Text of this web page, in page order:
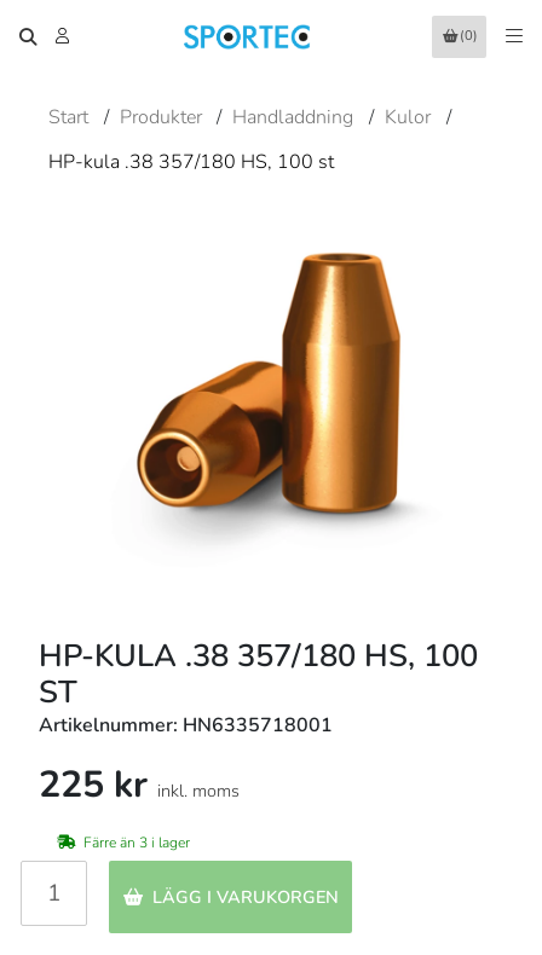
(0)
Start / Produkter / Handladdning / Kulor /
HP-kula .38 357/180 HS, 100 st
HP-KULA .38 357/180 HS, 100
ST
Artikelnummer: HN6335718001
225 kr inkl. moms
Färre än 3 i lager
LÄGG I VARUKORGEN